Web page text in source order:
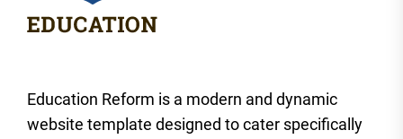
Education Reform is a modern and dynamic
website template designed to cater specifically